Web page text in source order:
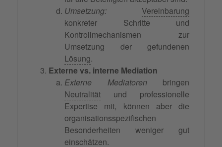
Umsetzung:
Vereinbarung
konkreter Schritte und
Kontrollmechanismen zur
Umsetzung der gefundenen
Lösung.
Externe vs. interne Mediation
Externe Mediatoren bringen
Neutralität und professionelle
Expertise mit, können aber die
organisationsspezifischen
Besonderheiten weniger gut
einschätzen.